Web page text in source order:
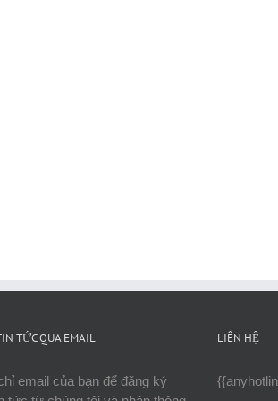
TỨC QUA EMAIL
email của bạn để đăng ký
LIÊN HỆ